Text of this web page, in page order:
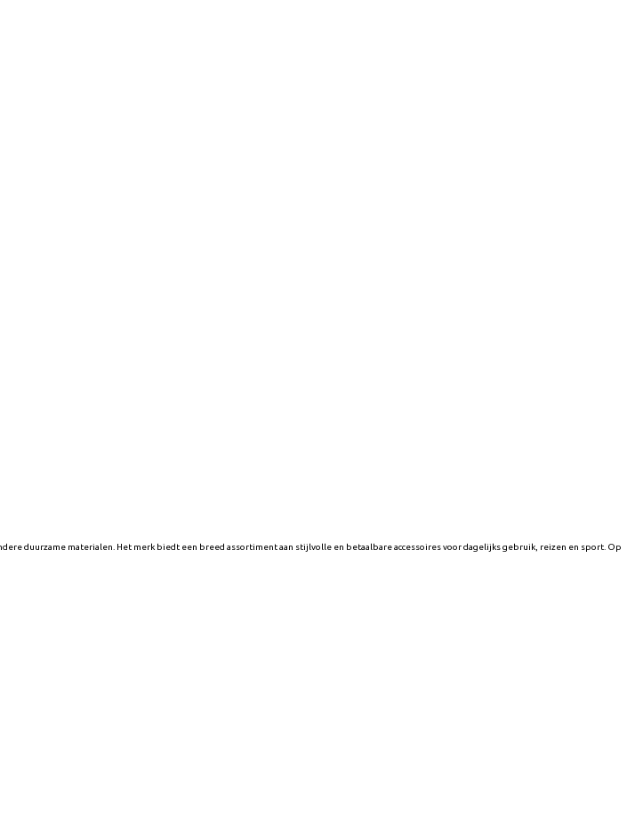
duurzame materialen. Het merk biedt een breed assortiment aan stijlvolle en betaalbare accessoires voor dagelijks gebruik, reizen en sport. Op